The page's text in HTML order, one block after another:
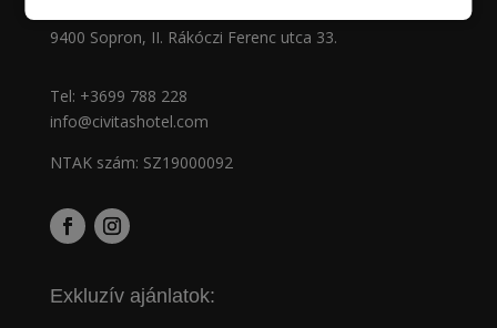
9400 Sopron, II. Rákóczi Ferenc utca 33.
Tel: +3699 788 228
info@civitashotel.com
NTAK szám: SZ19000092
Exkluzív ajánlatok: